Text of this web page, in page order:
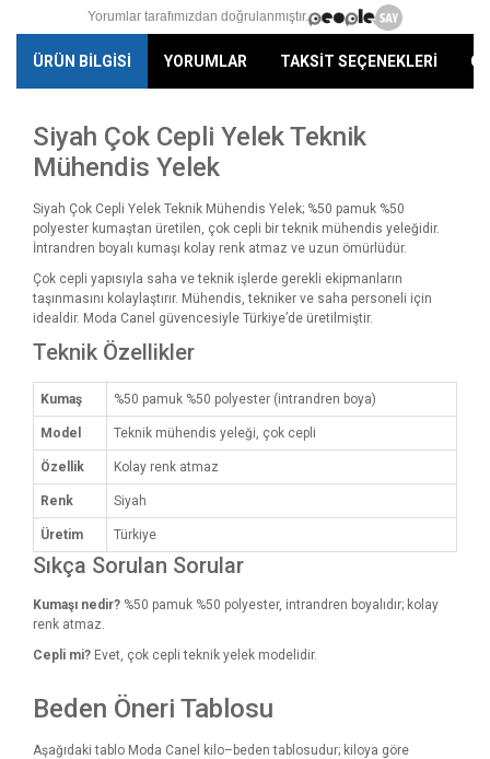
Yorumlar tarafımızdan doğrulanmıştır.
ÜRÜN BİLGİSİ YORUMLAR TAKSİT SEÇENEKLERİ
Siyah Çok Cepli Yelek Teknik
Mühendis Yelek
Siyah Çok Cepli Yelek Teknik Mühendis Yelek; %50 pamuk %50
polyester kumaştan üretilen, çok cepli bir teknik mühendis yeleğidir.
İntrandren boyalı kumaşı kolay renk atmaz ve uzun ömürlüdür.
Çok cepli yapısıyla saha ve teknik işlerde gerekli ekipmanların
taşınmasını kolaylaştırır. Mühendis, tekniker ve saha personeli için
idealdir. Moda Canel güvencesiyle Türkiye’de üretilmiştir.
Teknik Özellikler
Kumaş %50 pamuk %50 polyester (intrandren boya)
Model Teknik mühendis yeleği, çok cepli
Özellik Kolay renk atmaz
Renk Siyah
Üretim Türkiye
Sıkça Sorulan Sorular
Kumaşı nedir? %50 pamuk %50 polyester, intrandren boyalıdır; kolay
renk atmaz.
Cepli mi? Evet, çok cepli teknik yelek modelidir.
Beden Öneri Tablosu
Aşağıdaki tablo Moda Canel kilo–beden tablosudur; kiloya göre